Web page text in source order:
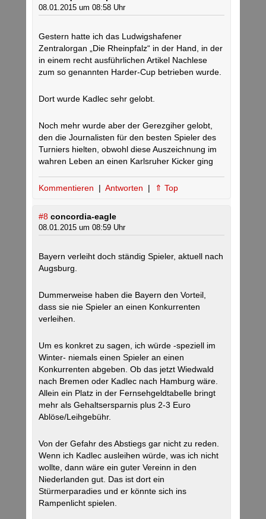
08.01.2015 um 08:58 Uhr
Gestern hatte ich das Ludwigshafener
Zentralorgan „Die Rheinpfalz“ in der Hand, in der
in einem recht ausführlichen Artikel Nachlese
zum so genannten Harder-Cup betrieben wurde.
Dort wurde Kadlec sehr gelobt.
Noch mehr wurde aber der Gerezgiher gelobt,
den die Journalisten für den besten Spieler des
Turniers hielten, obwohl diese Auszeichnung im
wahren Leben an einen Karlsruher Kicker ging
Kommentieren | Antworten | ⇑ Top
#8 concordia-eagle
08.01.2015 um 08:59 Uhr
Bayern verleiht doch ständig Spieler, aktuell nach
Augsburg.
Dummerweise haben die Bayern den Vorteil,
dass sie nie Spieler an einen Konkurrenten
verleihen.
Um es konkret zu sagen, ich würde -speziell im
Winter- niemals einen Spieler an einen
Konkurrenten abgeben. Ob das jetzt Wiedwald
nach Bremen oder Kadlec nach Hamburg wäre.
Allein ein Platz in der Fernsehgeldtabelle bringt
mehr als Gehaltsersparnis plus 2-3 Euro
Ablöse/Leihgebühr.
Von der Gefahr des Abstiegs gar nicht zu reden.
Wenn ich Kadlec ausleihen würde, was ich nicht
wollte, dann wäre ein guter Vereinn in den
Niederlanden gut. Das ist dort ein
Stürmerparadies und er könnte sich ins
Rampenlicht spielen.